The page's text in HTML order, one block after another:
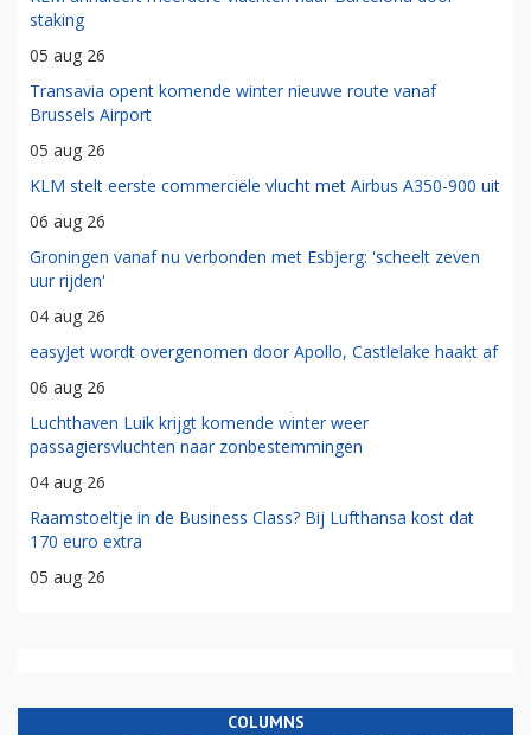
staking
05 aug 26
Transavia opent komende winter nieuwe route vanaf
Brussels Airport
05 aug 26
KLM stelt eerste commerciële vlucht met Airbus A350-900 uit
06 aug 26
Groningen vanaf nu verbonden met Esbjerg: 'scheelt zeven
uur rijden'
04 aug 26
easyJet wordt overgenomen door Apollo, Castlelake haakt af
06 aug 26
Luchthaven Luik krijgt komende winter weer
passagiersvluchten naar zonbestemmingen
04 aug 26
Raamstoeltje in de Business Class? Bij Lufthansa kost dat
170 euro extra
05 aug 26
COLUMNS